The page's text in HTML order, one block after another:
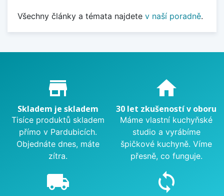
Všechny články a témata najdete v naší poradně.
Proč nakupovat u nás?
store_mall_directory
Skladem je skladem
Tisíce produktů skladem
přímo v Pardubicích.
Objednáte dnes, máte
zítra.
home
30 let zkušeností v oboru
Máme vlastní kuchyňské
studio a vyrábíme
špičkové kuchyně. Víme
přesně, co funguje.
local_shipping sync